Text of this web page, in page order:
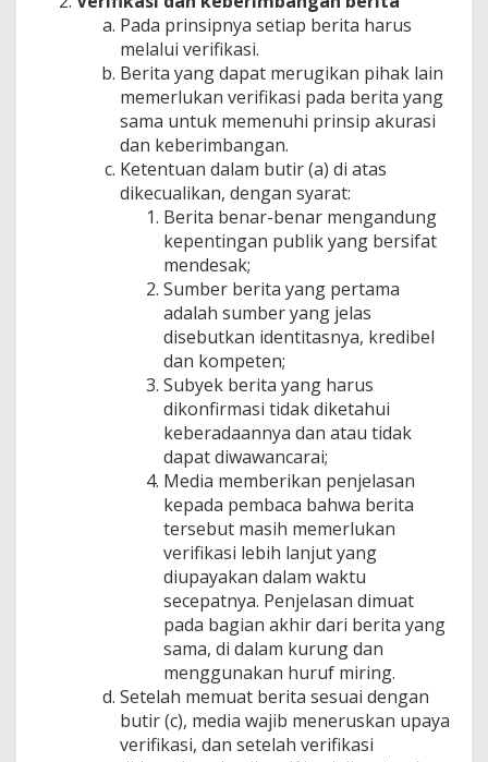
Pada prinsipnya setiap berita harus
melalui verifikasi.
Berita yang dapat merugikan pihak lain
memerlukan verifikasi pada berita yang
sama untuk memenuhi prinsip akurasi
dan keberimbangan.
Ketentuan dalam butir (a) di atas
dikecualikan, dengan syarat:
Berita benar-benar mengandung
kepentingan publik yang bersifat
mendesak;
Sumber berita yang pertama
adalah sumber yang jelas
disebutkan identitasnya, kredibel
dan kompeten;
Subyek berita yang harus
dikonfirmasi tidak diketahui
keberadaannya dan atau tidak
dapat diwawancarai;
Media memberikan penjelasan
kepada pembaca bahwa berita
tersebut masih memerlukan
verifikasi lebih lanjut yang
diupayakan dalam waktu
secepatnya. Penjelasan dimuat
pada bagian akhir dari berita yang
sama, di dalam kurung dan
menggunakan huruf miring.
Setelah memuat berita sesuai dengan
butir (c), media wajib meneruskan upaya
verifikasi, dan setelah verifikasi